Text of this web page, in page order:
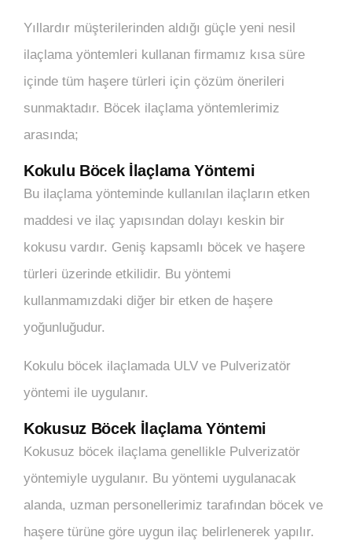
Yıllardır müşterilerinden aldığı güçle yeni nesil
ilaçlama yöntemleri kullanan firmamız kısa süre
içinde tüm haşere türleri için çözüm önerileri
sunmaktadır. Böcek ilaçlama yöntemlerimiz
arasında;
Kokulu Böcek İlaçlama Yöntemi
Bu ilaçlama yönteminde kullanılan ilaçların etken
maddesi ve ilaç yapısından dolayı keskin bir
kokusu vardır. Geniş kapsamlı böcek ve haşere
türleri üzerinde etkilidir. Bu yöntemi
kullanmamızdaki diğer bir etken de haşere
yoğunluğudur.
Kokulu böcek ilaçlamada ULV ve Pulverizatör
yöntemi ile uygulanır.
Kokusuz Böcek İlaçlama Yöntemi
Kokusuz böcek ilaçlama genellikle Pulverizatör
yöntemiyle uygulanır. Bu yöntemi uygulanacak
alanda, uzman personellerimiz tarafından böcek ve
haşere türüne göre uygun ilaç belirlenerek yapılır.